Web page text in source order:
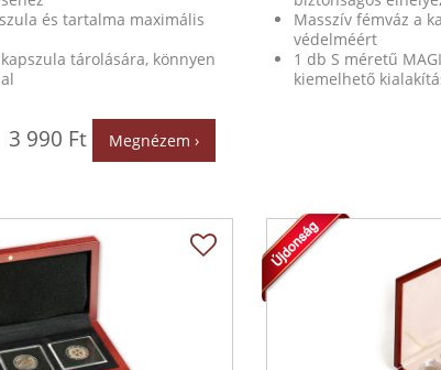
és tartalma maximális
tárolására, könnyen
3 990 Ft Megnézem ›
Masszív fémváz a
védelméért
1 db S méretű
kiemelhető